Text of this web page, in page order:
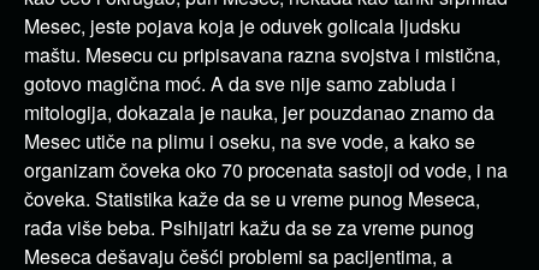
Mesec, jeste pojava koja je oduvek golicala ljudsku
maštu. Mesecu cu pripisavana razna svojstva i mistična,
gotovo magična moć. A da sve nije samo zabluda i
mitologija, dokazala je nauka, jer pouzdanao znamo da
Mesec utiče na plimu i oseku, na sve vode, a kako se
organizam čoveka oko 70 procenata sastoji od vode, i na
čoveka. Statistika kaže da se u vreme punog Meseca,
rađa više beba. Psihijatri kažu da se za vreme punog
Meseca dešavaju češći problemi sa pacijentima, a